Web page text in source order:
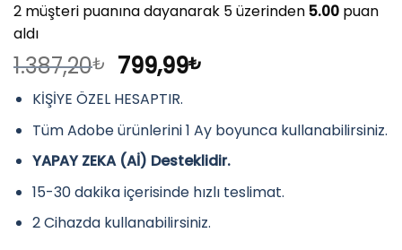
2 müşteri puanına dayanarak 5 üzerinden5.00 puan
aldı
1.387,20₺ Orijinal
fiyat:
1.387,20₺.
799,99₺
799,99₺.
KİŞİYE ÖZEL HESAPTIR.
Tüm Adobe ürünlerini 1 Ay boyunca kullanabilirsiniz.
YAPAY ZEKA (Aİ) Desteklidir.
15-30 dakika içerisinde hızlı teslimat.
2 Cihazda kullanabilirsiniz.